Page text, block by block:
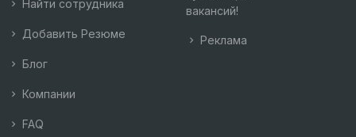
Найти сотрудника
Добавить Резюме
Блог
Компании
FAQ
вакансий!
Реклама